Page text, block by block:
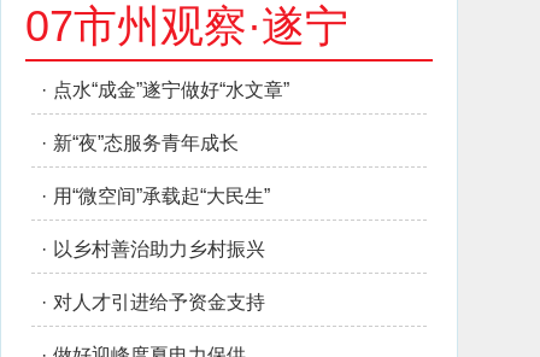
07市州观察·遂宁
· 点水“成金”遂宁做好“水文章”
· 新“夜”态服务青年成长
· 用“微空间”承载起“大民生”
· 以乡村善治助力乡村振兴
· 对人才引进给予资金支持